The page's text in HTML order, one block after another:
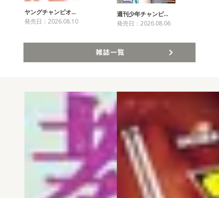
ヤングチャンピオ…
発売日：2026.08.10
週刊少年チャンピ…
発売日：2026.08.06